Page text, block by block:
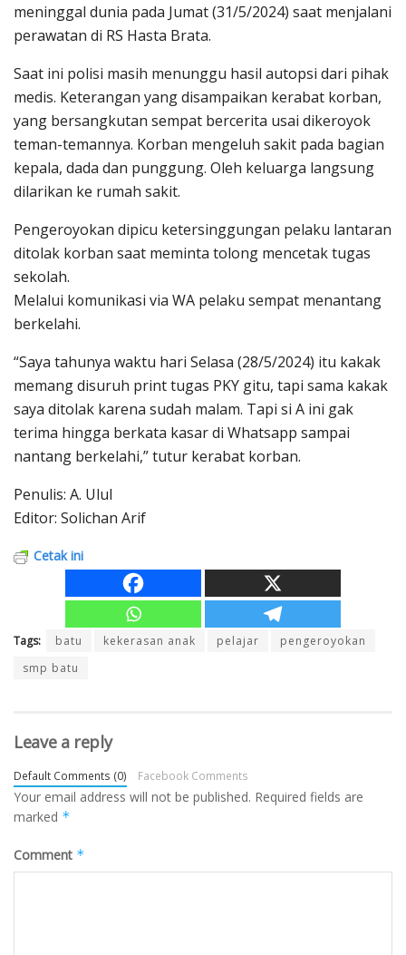
meninggal dunia pada Jumat (31/5/2024) saat menjalani
perawatan di RS Hasta Brata.
Saat ini polisi masih menunggu hasil autopsi dari pihak
medis. Keterangan yang disampaikan kerabat korban,
yang bersangkutan sempat bercerita usai dikeroyok
teman-temannya. Korban mengeluh sakit pada bagian
kepala, dada dan punggung. Oleh keluarga langsung
dilarikan ke rumah sakit.
Pengeroyokan dipicu ketersinggungan pelaku lantaran
ditolak korban saat meminta tolong mencetak tugas
sekolah.
Melalui komunikasi via WA pelaku sempat menantang
berkelahi.
“Saya tahunya waktu hari Selasa (28/5/2024) itu kakak
memang disuruh print tugas PKY gitu, tapi sama kakak
saya ditolak karena sudah malam. Tapi si A ini gak
terima hingga berkata kasar di Whatsapp sampai
nantang berkelahi,” tutur kerabat korban.
Penulis: A. Ulul
Editor: Solichan Arif
Cetak ini
Tags: batu kekerasan anak pelajar
pengeroyokan
smp batu
Leave a reply
Default Comments (0) Facebook Comments
Your email address will not be published. Required fields are
marked *
Comment *